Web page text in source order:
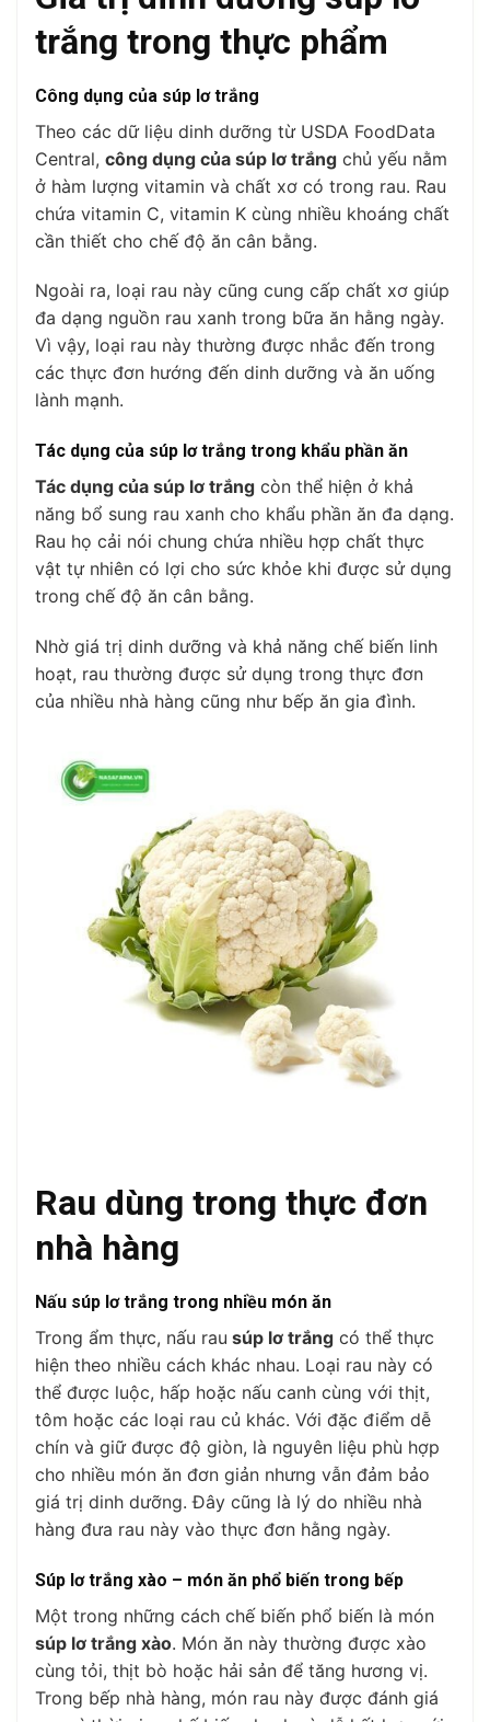
trắng trong thực phẩm
Công dụng của súp lơ trắng
Theo các dữ liệu dinh dưỡng từ USDA FoodData
Central, công dụng của súp lơ trắng chủ yếu nằm
ở hàm lượng vitamin và chất xơ có trong rau. Rau
chứa vitamin C, vitamin K cùng nhiều khoáng chất
cần thiết cho chế độ ăn cân bằng.
Ngoài ra, loại rau này cũng cung cấp chất xơ giúp
đa dạng nguồn rau xanh trong bữa ăn hằng ngày.
Vì vậy, loại rau này thường được nhắc đến trong
các thực đơn hướng đến dinh dưỡng và ăn uống
lành mạnh.
Tác dụng của súp lơ trắng trong khẩu phần ăn
Tác dụng của súp lơ trắng còn thể hiện ở khả
năng bổ sung rau xanh cho khẩu phần ăn đa dạng.
Rau họ cải nói chung chứa nhiều hợp chất thực
vật tự nhiên có lợi cho sức khỏe khi được sử dụng
trong chế độ ăn cân bằng.
Nhờ giá trị dinh dưỡng và khả năng chế biến linh
hoạt, rau thường được sử dụng trong thực đơn
của nhiều nhà hàng cũng như bếp ăn gia đình.
Rau dùng trong thực đơn
nhà hàng
Nấu súp lơ trắng trong nhiều món ăn
Trong ẩm thực, nấu rau súp lơ trắng có thể thực
hiện theo nhiều cách khác nhau. Loại rau này có
thể được luộc, hấp hoặc nấu canh cùng với thịt,
tôm hoặc các loại rau củ khác. Với đặc điểm dễ
chín và giữ được độ giòn, là nguyên liệu phù hợp
cho nhiều món ăn đơn giản nhưng vẫn đảm bảo
giá trị dinh dưỡng. Đây cũng là lý do nhiều nhà
hàng đưa rau này vào thực đơn hằng ngày.
Súp lơ trắng xào – món ăn phổ biến trong bếp
Một trong những cách chế biến phổ biến là món
súp lơ trắng xào. Món ăn này thường được xào
cùng tỏi, thịt bò hoặc hải sản để tăng hương vị.
Trong bếp nhà hàng, món rau này được đánh giá